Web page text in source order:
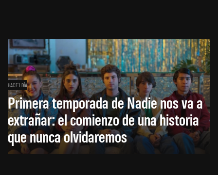
HACE 1 DÍA
Primera temporada de Nadie nos va a
extrañar: el comienzo de una historia
que nunca olvidaremos